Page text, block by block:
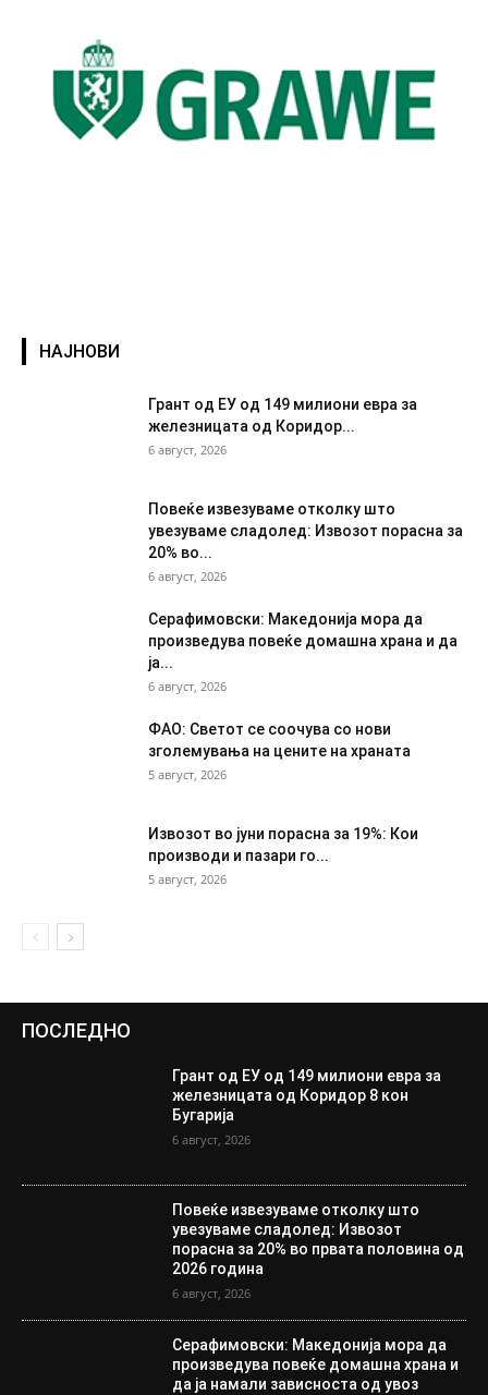
НАЈНОВИ
Грант од ЕУ од 149 милиони евра за
железницата од Коридор...
6 август, 2026
Повеќе извезуваме отколку што
увезуваме сладолед: Извозот порасна за
20% во...
6 август, 2026
Серафимовски: Македонија мора да
произведува повеќе домашна храна и да
ја...
6 август, 2026
ФАО: Светот се соочува со нови
зголемувања на цените на храната
5 август, 2026
Извозот во јуни порасна за 19%: Кои
производи и пазари го...
5 август, 2026
ПОСЛЕДНО
Грант од ЕУ од 149 милиони евра за
железницата од Коридор 8 кон
Бугарија
6 август, 2026
Повеќе извезуваме отколку што
увезуваме сладолед: Извозот
порасна за 20% во првата половина од
2026 година
6 август, 2026
Серафимовски: Македонија мора да
произведува повеќе домашна храна и
да ја намали зависноста од увоз